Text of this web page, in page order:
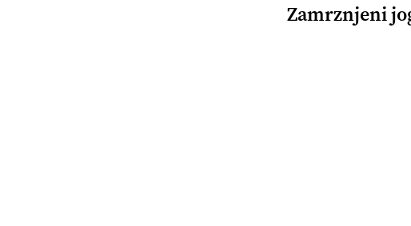
Zamrznjeni